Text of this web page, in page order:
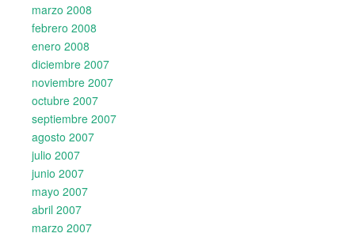
marzo 2008
febrero 2008
enero 2008
diciembre 2007
noviembre 2007
octubre 2007
septiembre 2007
agosto 2007
julio 2007
junio 2007
mayo 2007
abril 2007
marzo 2007